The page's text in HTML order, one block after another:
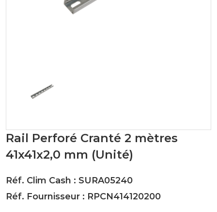
Rail Perforé Cranté 2 mètres
41x41x2,0 mm (Unité)
Réf. Clim Cash : SURA05240
Réf. Fournisseur : RPCN414120200